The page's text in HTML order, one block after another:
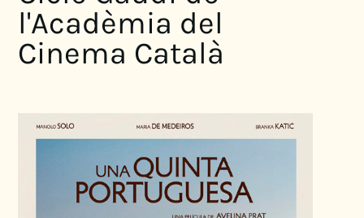
l'Acadèmia del
Cinema Català